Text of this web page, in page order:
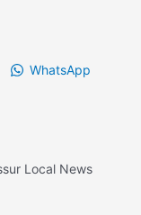
WhatsApp
Local News